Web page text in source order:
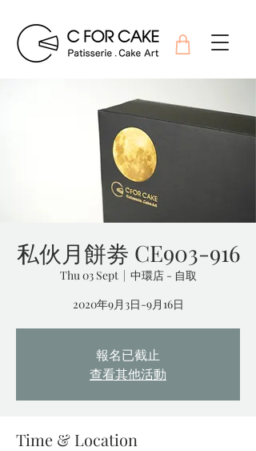
私伙月餅劵 CE903-916
Thu 03 Sept
  |
中環店 - 自取
2020年9月3日-9月16日
報名已截止
查看其他活動
Time & Location